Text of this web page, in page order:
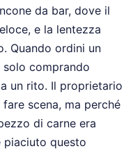
da bar, dove il
e la lentezza
Quando ordini un
comprando
un rito. Il proprietario
scena, ma perché
di carne era
piaciuto questo